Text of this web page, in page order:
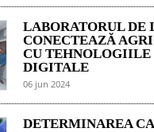
LABORATORUL DE
CONECTEAZĂ
CU TEHNOLOGIILE
DIGITALE
06 jun 2024
DETERMINAREA